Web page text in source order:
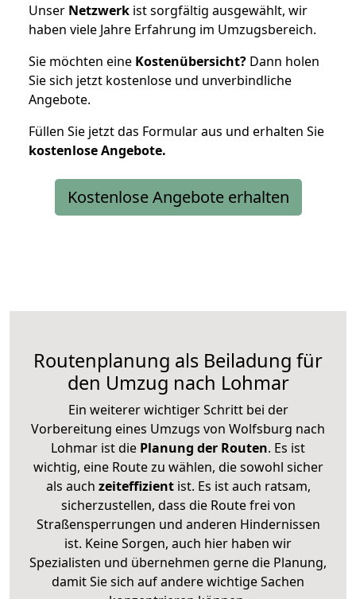
Unser Netzwerk ist sorgfältig ausgewählt, wir
haben viele Jahre Erfahrung im Umzugsbereich.
Sie möchten eine Kostenübersicht? Dann holen
Sie sich jetzt kostenlose und unverbindliche
Angebote.
Füllen Sie jetzt das Formular aus und erhalten Sie
kostenloseAngebote.
Kostenlose Angebote erhalten
Routenplanung als Beiladung für
den Umzug nach Lohmar
Ein weiterer wichtiger Schritt bei der
Vorbereitung eines Umzugs von Wolfsburg nach
Lohmar ist die Planung der Routen. Es ist
wichtig, eine Route zu wählen, die sowohl sicher
als auch zeiteffizientist. Es ist auch ratsam,
sicherzustellen, dass die Route frei von
Straßensperrungen und anderen Hindernissen
ist. Keine Sorgen, auch hier haben wir
Spezialisten und übernehmen gerne die Planung,
damit Sie sich auf andere wichtige Sachen